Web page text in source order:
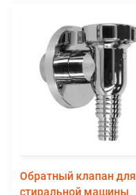
Обратный клапан для
стиральной машины